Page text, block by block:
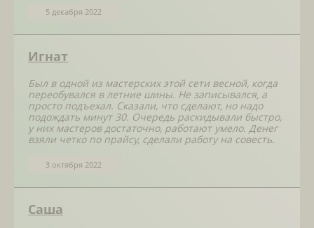
5 декабря 2022
Игнат
Был в одной из мастерских этой сети весной, когда
переобувался в летние шины. Не записывался, а
просто подъехал. Сказали, что сделают, но надо
подождать минут 30. Очередь раскидывали быстро,
у них мастеров достаточно, работают умело. Денег
взяли четко по прайсу, сделали работу на совесть.
3 октября 2022
Саша